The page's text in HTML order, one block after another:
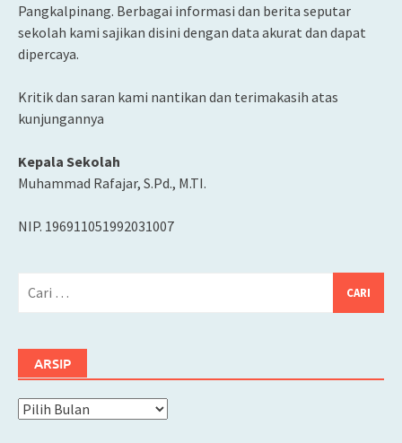
Pangkalpinang. Berbagai informasi dan berita seputar
sekolah kami sajikan disini dengan data akurat dan dapat
dipercaya.
Kritik dan saran kami nantikan dan terimakasih atas
kunjungannya
Kepala Sekolah
Muhammad Rafajar, S.Pd., M.TI.
NIP. 196911051992031007
ARSIP
Arsip